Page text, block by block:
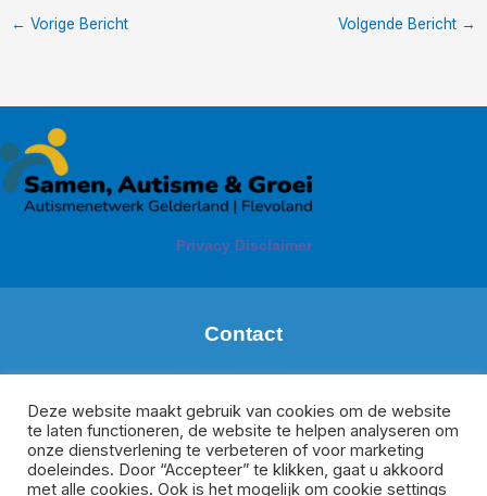
← Vorige Bericht Volgende Bericht →
Privacy Disclaimer
Contact
Regio: Zuid Gelderland
m.deboer@meeplus.nl
Donate van Rijswijk
Regio Veluwe, Oost-Gelderland en Flevoland
Deze website maakt gebruik van cookies om de website
te laten functioneren, de website te helpen analyseren om
onze dienstverlening te verbeteren of voor marketing
doeleindes. Door “Accepteer” te klikken, gaat u akkoord
met alle cookies. Ook is het mogelijk om cookie settings